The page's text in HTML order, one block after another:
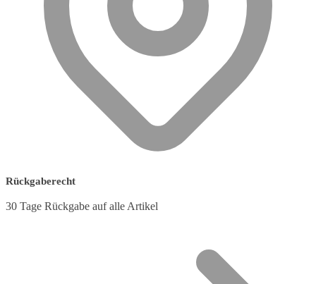
Rückgaberecht
30 Tage Rückgabe auf alle Artikel